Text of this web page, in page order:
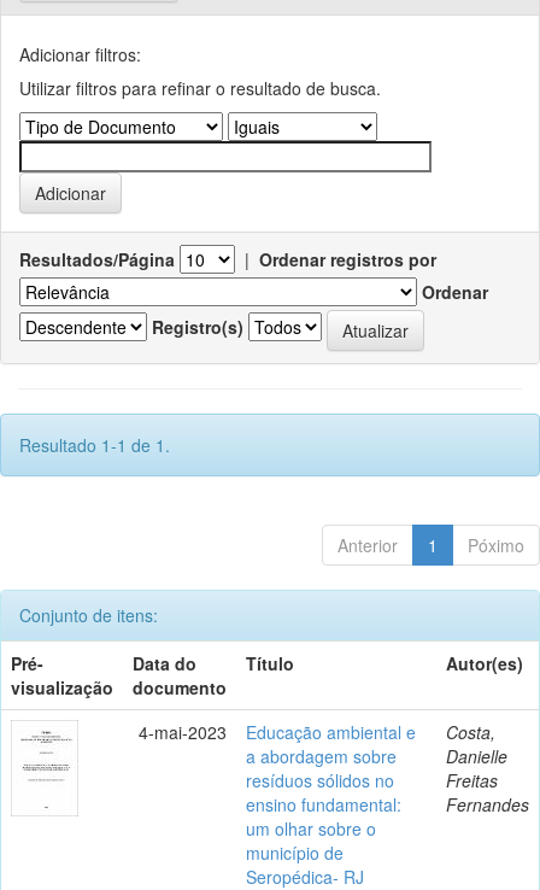
Adicionar filtros:
Utilizar filtros para refinar o resultado de busca.
Resultados/Página | Ordenar registros por
Ordenar
Registro(s)
Resultado 1-1 de 1.
Anterior 1 Póximo
Conjunto de itens:
Pré-
visualização
Data do
documento
Título Autor(es)
4-mai-2023
Educação ambiental e
a abordagem sobre
resíduos sólidos no
ensino fundamental:
um olhar sobre o
município de
Seropédica- RJ
Costa,
Danielle
Freitas
Fernandes